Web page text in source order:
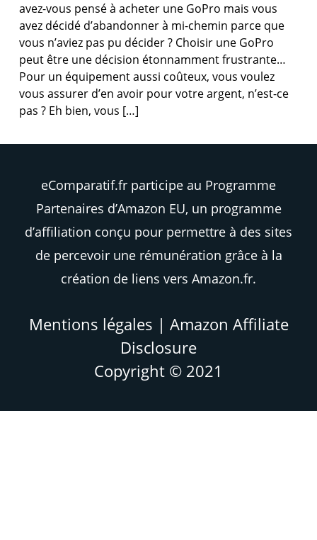
avez-vous pensé à acheter une GoPro mais vous
avez décidé d’abandonner à mi-chemin parce que
vous n’aviez pas pu décider ? Choisir une GoPro
peut être une décision étonnamment frustrante…
Pour un équipement aussi coûteux, vous voulez
vous assurer d’en avoir pour votre argent, n’est-ce
pas ? Eh bien, vous […]
eComparatif.fr participe au Programme
Partenaires d’Amazon EU, un programme
d’affiliation conçu pour permettre à des sites
de percevoir une rémunération grâce à la
création de liens vers Amazon.fr.
Mentions légales | Amazon Affiliate
Disclosure
Copyright © 2021